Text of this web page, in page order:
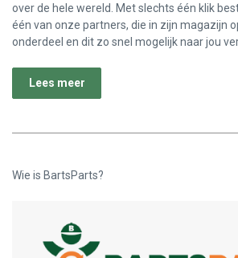
over de hele wereld. Met slechts één klik
één van onze partners, die in zijn magazijn
onderdeel en dit zo snel mogelijk naar jou
Lees meer
Wie is BartsParts?